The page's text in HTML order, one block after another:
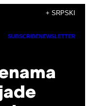
+ SRPSKI
SUBSCRIBENEWSLETTER